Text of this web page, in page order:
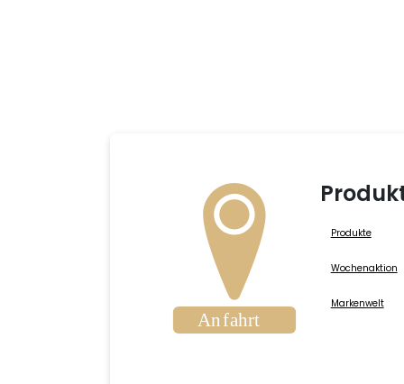
Produkte
Wochenaktion
Markenwelt